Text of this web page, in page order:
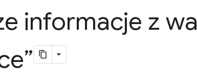
informacje z